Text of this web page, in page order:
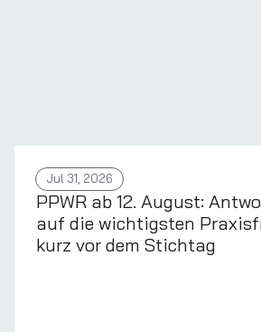
Jul 31, 2026
PPWR ab 12. August:
auf die wichtigsten
kurz vor dem Stichtag